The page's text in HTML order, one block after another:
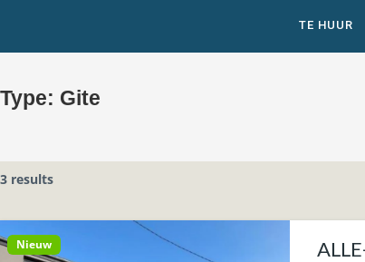
TE HUUR
Type: Gite
3 results
Nieuw